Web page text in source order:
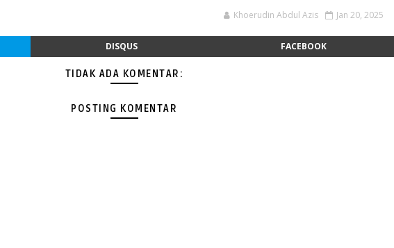
Khoerudin Abdul Azis Jan 20, 2025
DISQUS FACEBOOK
TIDAK ADA KOMENTAR:
POSTING KOMENTAR